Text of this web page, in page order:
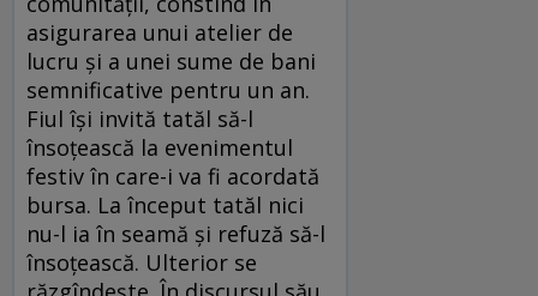
asigurarea unui atelier de
lucru și a unei sume de bani
semnificative pentru un an.
Fiul își invită tatăl să-l
însoțească la evenimentul
festiv în care-i va fi acordată
bursa. La început tatăl nici
nu-l ia în seamă și refuză să-l
însoțească. Ulterior se